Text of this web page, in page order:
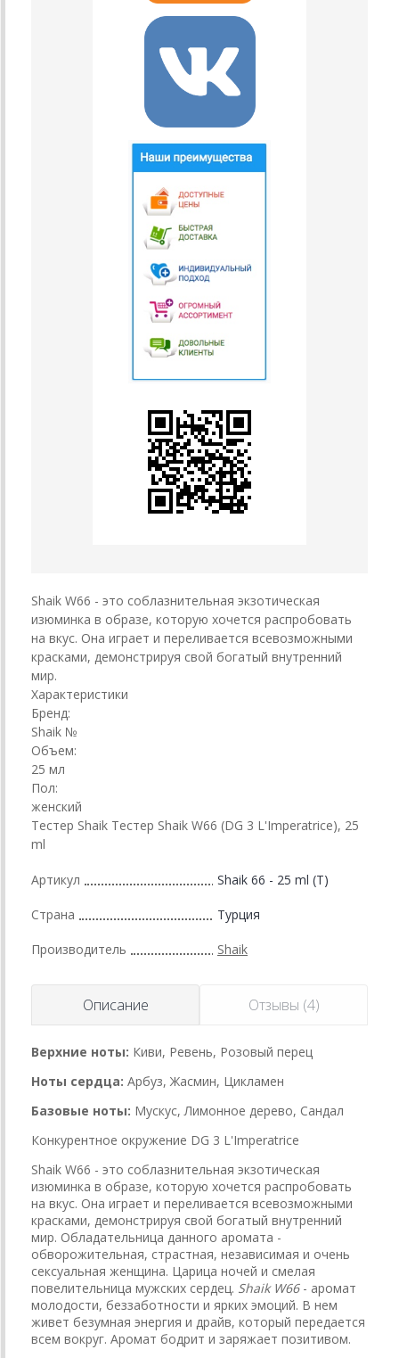
Shaik W66 - это соблазнительная экзотическая
изюминка в образе, которую хочется распробовать
на вкус. Она играет и переливается всевозможными
красками, демонстрируя свой богатый внутренний
мир.
Характеристики
Бренд:
Shaik №
Объем:
25 мл
Пол:
женский
Тестер Shaik Тестер Shaik W66 (DG 3 L'Imperatrice), 25
ml
Артикул Shaik 66 - 25 ml (T)
Страна Турция
Производитель Shaik
Описание Отзывы (4)
Верхние ноты: Киви, Ревень, Розовый перец
Ноты сердца: Арбуз, Жасмин, Цикламен
Базовые ноты: Мускус, Лимонное дерево, Сандал
Конкурентное окружение DG 3 L'Imperatrice
Shaik W66 - это соблазнительная экзотическая
изюминка в образе, которую хочется распробовать
на вкус. Она играет и переливается всевозможными
красками, демонстрируя свой богатый внутренний
мир. Обладательница данного аромата -
обворожительная, страстная, независимая и очень
сексуальная женщина. Царица ночей и смелая
повелительница мужских сердец. Shaik W66 - аромат
молодости, беззаботности и ярких эмоций. В нем
живет безумная энергия и драйв, который передается
всем вокруг. Аромат бодрит и заряжает позитивом.